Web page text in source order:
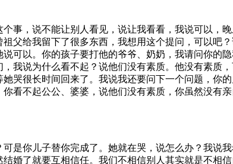
事，说不能让别人看见，说让我看看，我说可以，
父给我留下了很多东西，我想用这个提问，可以吧
可以。你的孩子要打他的爷爷、奶奶，我请问你的
我说为什么看不起？说他们没有素质。他没有素质
哭很长时间回来了。我说我还要问下一个问题，你
看不起公公、婆婆，说他们没有素质，你虽然没有
是你儿子替你完成了。她就在哭，说怎么办？我说
婚了就要互相信任。我们不相信别人其实就是不相